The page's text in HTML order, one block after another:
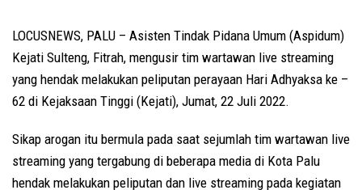
LOCUSNEWS, PALU – Asisten Tindak Pidana Umum (Aspidum)
Kejati Sulteng, Fitrah, mengusir tim wartawan live streaming
yang hendak melakukan peliputan perayaan Hari Adhyaksa ke –
62 di Kejaksaan Tinggi (Kejati), Jumat, 22 Juli 2022.
Sikap arogan itu bermula pada saat sejumlah tim wartawan live
streaming yang tergabung di beberapa media di Kota Palu
hendak melakukan peliputan dan live streaming pada kegiatan